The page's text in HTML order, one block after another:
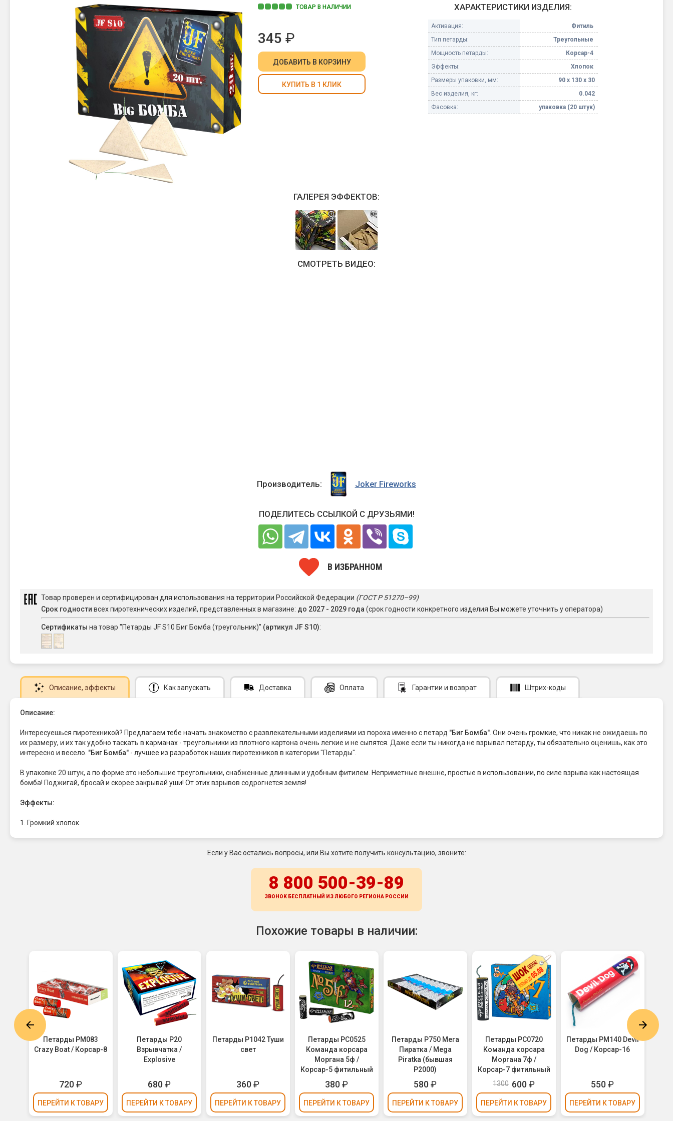
Новинки 2025/26
Фейерверки на свадьбу
Фейерверк-шоу
Батареи салютов
Маленькие фейерверки
Большие фейерверки
Петарды
Терочные
Фитильные
Лимонки, гранаты
Корсары
Летающие и наземные
Бабочки, пчелы
Жуки
Бенгальские огни малые
Бенгальские огни большие
Фонтаны пиротехнические
Фестивальные шары
Небесные фонарики
Оборудование для
спецэффектов
Елочные гирлянды
ТОВАР В НАЛИЧИИ
345 ₽
ДОБАВИТЬ В КОРЗИНУ
КУПИТЬ В 1 КЛИК
ХАРАКТЕРИСТИКИ ИЗДЕЛИЯ:
Активация:
Фитиль
Тип петарды:
Треугольные
Мощность петарды:
Корсар-4
Эффекты:
Хлопок
Размеры упаковки, мм:
90 х 130 х 30
Вес изделия, кг:
0.042
Фасовка:
упаковка (20 штук)
ГАЛЕРЕЯ ЭФФЕКТОВ:
СМОТРЕТЬ ВИДЕО:
Производитель: Joker Fireworks
ПОДЕЛИТЕСЬ ССЫЛКОЙ С ДРУЗЬЯМИ!
В ИЗБРАННОМ
Товар проверен и сертифицирован для использования на территории Российской Федерации (ГОСТ Р 51270–99)
Срок годности всех пиротехнических изделий, представленных в магазине: до 2027 - 2029 года (срок годности конкретного изделия Вы можете уточнить у оператора)
Сертификаты на товар "Петарды JF S10 Биг Бомба (треугольник)" (артикул JF S10):
Описание, эффекты Как запускать Доставка Оплата Гарантии и возврат Штрих-коды
Описание:
Интересуешься пиротехникой? Предлагаем тебе начать знакомство с развлекательными изделиями из пороха именно с петард "Биг Бомба" . Они очень громкие, что никак не ожидаешь по
их размеру, и их так удобно таскать в карманах - треугольники из плотного картона очень легкие и не сыпятся. Даже если ты никогда не взрывал петарду, ты обязательно оценишь, как это
интересно и весело. "Биг Бомба" - лучшее из разработок наших пиротехников в категории "Петарды".
В упаковке 20 штук, а по форме это небольшие треугольники, снабженные длинным и удобным фитилем. Неприметные внешне, простые в использовании, по силе взрыва как настоящая
бомба! Поджигай, бросай и скорее закрывай уши! От этих взрывов содрогнется земля!
Эффекты:
1. Громкий хлопок.
Если у Вас остались вопросы, или Вы хотите получить консультацию, звоните:
8 800 500-39-89
ЗВОНОК БЕСПЛАТНЫЙ ИЗ ЛЮБОГО РЕГИОНА РОССИИ
Похожие товары в наличии:
Петарды PM083
Crazy Boat / Корсар-8
720₽
ПЕРЕЙТИ К ТОВАРУ
Петарды P20
Взрывчатка /
Explosive
680₽
ПЕРЕЙТИ К ТОВАРУ
Петарды Р1042 Туши
свет
360₽
ПЕРЕЙТИ К ТОВАРУ
Петарды РС0525
Команда корсара
Моргана 5ф /
Корсар-5 фитильный
380₽
ПЕРЕЙТИ К ТОВАРУ
Петарды P750 Мега
Пиратка / Mega
Piratka (бывшая
P2000)
580₽
ПЕРЕЙТИ К ТОВАРУ
Петарды РС0720
Команда корсара
Моргана 7ф /
Корсар-7 фитильный
1300 600₽
ПЕРЕЙТИ К ТОВАРУ
Петарды PM140 Devil
Dog / Корсар-16
550₽
ПЕРЕЙТИ К ТОВАРУ